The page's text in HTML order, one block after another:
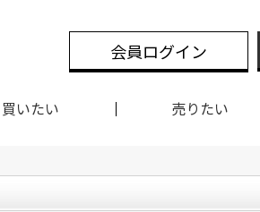
会員ログイン
買いたい 売りたい